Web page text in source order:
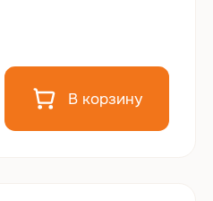
В корзину